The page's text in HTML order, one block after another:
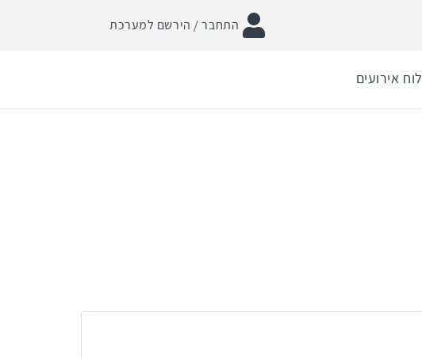
התחבר / הירשם למערכת
לוח אירועים